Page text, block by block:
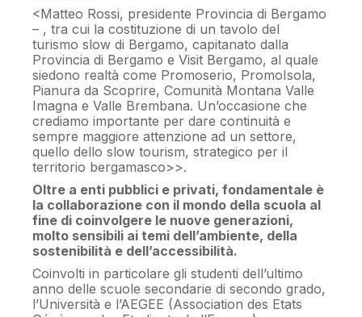
<Matteo Rossi, presidente Provincia di Bergamo
– , tra cui la costituzione di un tavolo del
turismo slow di Bergamo, capitanato dalla
Provincia di Bergamo e Visit Bergamo, al quale
siedono realtà come Promoserio, PromoIsola,
Pianura da Scoprire, Comunità Montana Valle
Imagna e Valle Brembana. Un’occasione che
crediamo importante per dare continuità e
sempre maggiore attenzione ad un settore,
quello dello slow tourism, strategico per il
territorio bergamasco>>.
Oltre a enti pubblici e privati, fondamentale è
la collaborazione con il mondo della scuola al
fine di coinvolgere le nuove generazioni,
molto sensibili ai temi dell’ambiente, della
sostenibilità e dell’accessibilità.
Coinvolti in particolare gli studenti dell’ultimo
anno delle scuole secondarie di secondo grado,
l’Università e l’AEGEE (Association des Etats